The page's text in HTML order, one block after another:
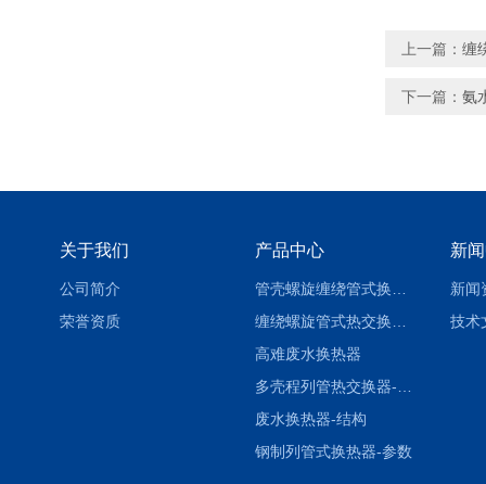
上一篇： 缠
下一篇： 氨
关于我们
公司简介
荣誉资质
产品中心
高难废水换热器
废水换热器-结构
钢制列管式换热器-参数
新
新闻
技术